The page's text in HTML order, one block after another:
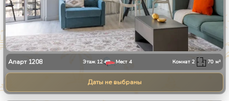
Апарт 1208 Этаж 12 Мест 4 Комнат2 70 м²
Даты не выбраны